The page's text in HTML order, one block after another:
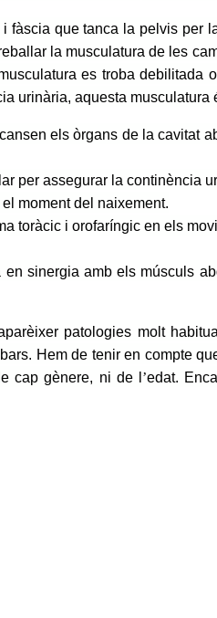
fàscia que tanca la pelvis per
la musculatura de les
es troba debilitada
urinària, aquesta
els òrgans de la cavitat
per assegurar la continència
moment del naixement.
toràcic i orofaríngic en els
sinergia amb els músculs
patologies molt
Hem de tenir en compte
cap gènere, ni de l ’edat.